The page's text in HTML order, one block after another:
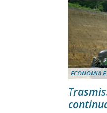
ECONOMIA E